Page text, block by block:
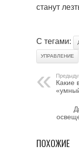
станут
С тегами:
УПРАВЛЕНИЕ
Какие
ПОХОЖИЕ